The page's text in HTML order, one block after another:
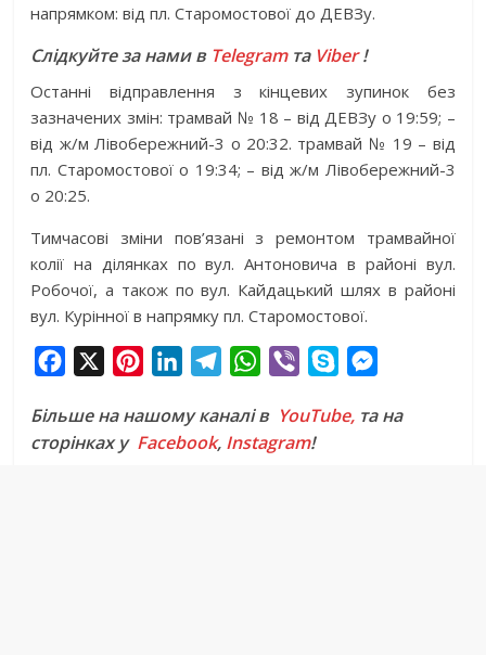
напрямком: від пл. Старомостової до ДЕВЗу.
Слідкуйте за нами в Telegramта Viber!
Останні відправлення з кінцевих зупинок без
зазначених змін: трамвай № 18 – від ДЕВЗу о 19:59; –
від ж/м Лівобережний-3 о 20:32. трамвай № 19 – від
пл. Старомостової о 19:34; – від ж/м Лівобережний-3
о 20:25.
Тимчасові зміни пов’язані з ремонтом трамвайної
колії на ділянках по вул. Антоновича в районі вул.
Робочої, а також по вул. Кайдацький шлях в районі
вул. Курінної в напрямку пл. Старомостової.
c
e
n
t
n
k
l
e
W
a
t
b
e
y
s
Більше на нашому каналі в YouTube, та на
сторінках у Facebook, Instagram!